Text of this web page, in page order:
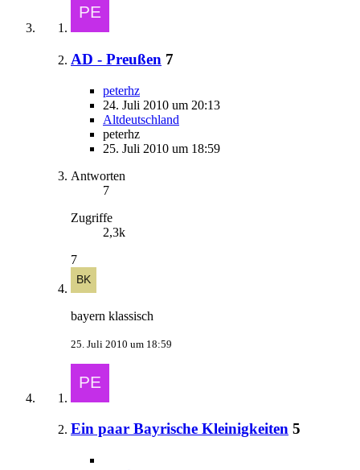
AD - Preußen 7
peterhz
24. Juli 2010 um 20:13
Altdeutschland
peterhz
25. Juli 2010 um 18:59
Antworten
7
Zugriffe
2,3k
7
bayern klassisch
25. Juli 2010 um 18:59
Ein paar Bayrische Kleinigkeiten 5